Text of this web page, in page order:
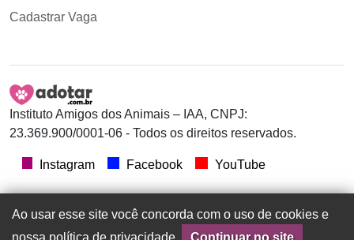
Cadastrar Vaga
Instituto Amigos dos Animais – IAA, CNPJ:
23.369.900/0001-06 - Todos os direitos reservados.
Instagram Facebook YouTube
Ao usar esse site você concorda com o uso de cookies e
nossa política de privacidade.
Continuar no site